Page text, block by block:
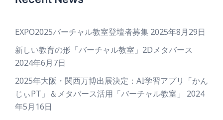
EXPO2025バーチャル教室登壇者募集 2025年8月29日
新しい教育の形「バーチャル教室」2Dメタバース
2024年6月7日
2025年大阪・関西万博出展決定：AI学習アプリ「かん
じぃPT」＆メタバース活用「バーチャル教室」
2024
年5月16日